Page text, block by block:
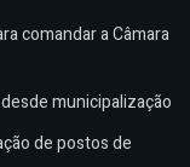
comandar a Câmara
municipalização
de postos de